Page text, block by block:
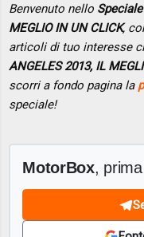
Benvenuto nello
MEGLIO IN UN CLICK,
articoli di tuo interesse
ANGELES 2013, IL
scorri a fondo pagina la
speciale!
MotorBox,